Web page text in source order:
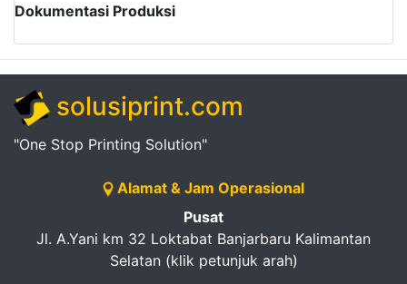
Dokumentasi Produksi
solusiprint.com
"One Stop Printing Solution"
Alamat & Jam Operasional
Pusat
Jl. A.Yani km 32 Loktabat Banjarbaru Kalimantan
Selatan (klik petunjuk arah)